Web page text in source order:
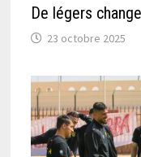
De légers
23 octobre 2025